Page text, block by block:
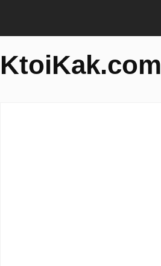
KtoiKak.com